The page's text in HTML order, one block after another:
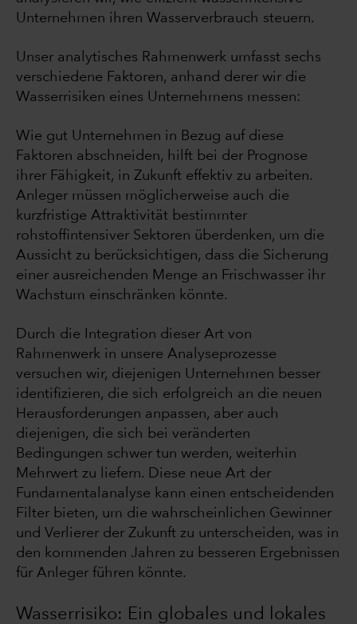
Unternehmen ihren Wasserverbrauch steuern.
Unser analytisches Rahmenwerk umfasst sechs
verschiedene Faktoren, anhand derer wir die
Wasserrisiken eines Unternehmens messen:
Wie gut Unternehmen in Bezug auf diese
Faktoren abschneiden, hilft bei der Prognose
ihrer Fähigkeit, in Zukunft effektiv zu arbeiten.
Anleger müssen möglicherweise auch die
kurzfristige Attraktivität bestimmter
rohstoffintensiver Sektoren überdenken, um die
Aussicht zu berücksichtigen, dass die Sicherung
einer ausreichenden Menge an Frischwasser ihr
Wachstum einschränken könnte.
Durch die Integration dieser Art von
Rahmenwerk in unsere Analyseprozesse
versuchen wir, diejenigen Unternehmen besser
identifizieren, die sich erfolgreich an die neuen
Herausforderungen anpassen, aber auch
diejenigen, die sich bei veränderten
Bedingungen schwer tun werden, weiterhin
Mehrwert zu liefern. Diese neue Art der
Fundamentalanalyse kann einen entscheidenden
Filter bieten, um die wahrscheinlichen Gewinner
und Verlierer der Zukunft zu unterscheiden, was in
den kommenden Jahren zu besseren Ergebnissen
für Anleger führen könnte.
Wasserrisiko: Ein globales und lokales